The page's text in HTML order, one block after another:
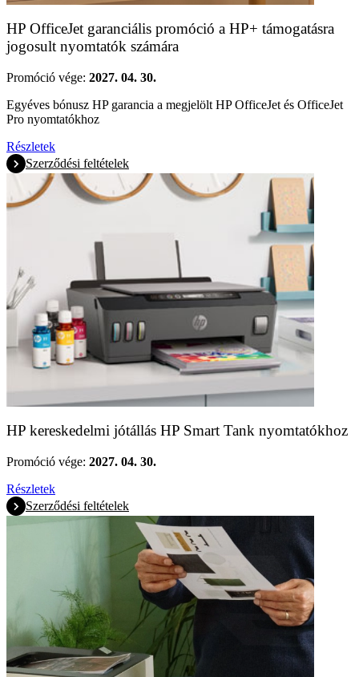
HP OfficeJet garanciális promóció a HP+ támogatásra
jogosult nyomtatók számára
Promóció vége: 2027. 04. 30.
Egyéves bónusz HP garancia a megjelölt HP OfficeJet és OfficeJet
Pro nyomtatókhoz
Részletek
Szerződési feltételek
HP kereskedelmi jótállás HP Smart Tank nyomtatókhoz
Promóció vége: 2027. 04. 30.
Részletek
Szerződési feltételek